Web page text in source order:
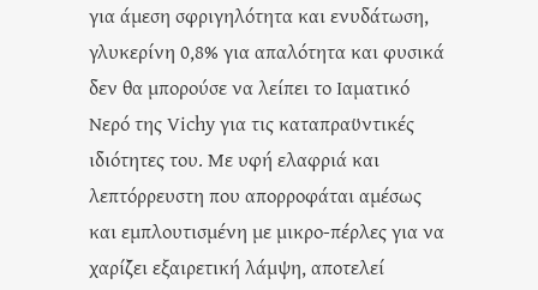
για άμεση σφριγηλότητα και ενυδάτωση,
γλυκερίνη 0,8% για απαλότητα και φυσικά
δεν θα μπορούσε να λείπει το Ιαματικό
Νερό της Vichy για τις καταπραϋντικές
ιδιότητες του. Με υφή ελαφριά και
λεπτόρρευστη που απορροφάται αμέσως
και εμπλουτισμένη με μικρο-πέρλες για να
χαρίζει εξαιρετική λάμψη, αποτελεί